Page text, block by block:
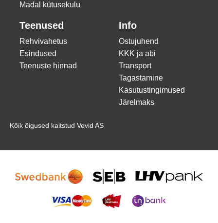
Madal kütusekulu
Teenused
Rehvivahetus
Esindused
Teenuste hinnad
Info
Ostujuhend
KKK ja abi
Transport
Tagastamine
Kasutustingimused
Järelmaks
Kõik õigused kaitstud Vevid AS